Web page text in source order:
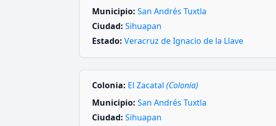
Municipio: San Andrés Tuxtla
Ciudad: Sihuapan
Estado: Veracruz de Ignacio de la Llave
Colonia: El Zacatal (Colonia)
Municipio: San Andrés Tuxtla
Ciudad: Sihuapan